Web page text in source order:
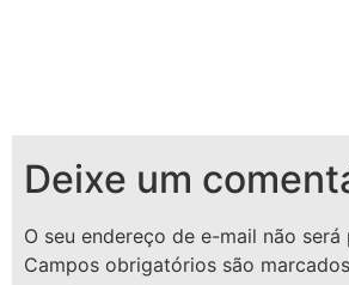
Deixe um
O seu endereço de e-mail não será
Campos obrigatórios são